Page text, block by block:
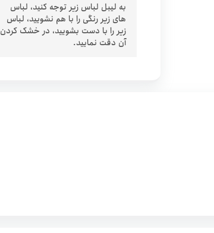
به لیبل لباس زیر توجه کنید، لباس
های زیر رنگی را با هم نشویید، لباس
زیر را با دست بشویید، در خشک کردن
آن دقت نمایید.